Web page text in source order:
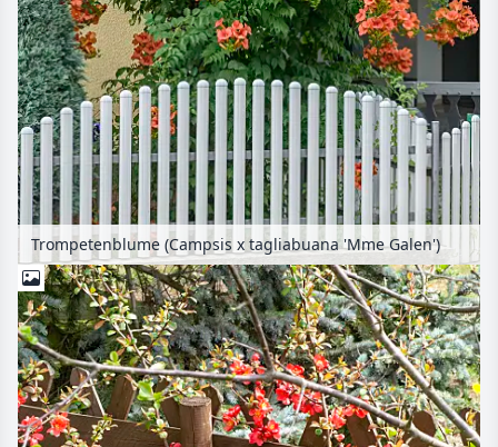
Trompetenblume (Campsis x tagliabuana 'Mme Galen')